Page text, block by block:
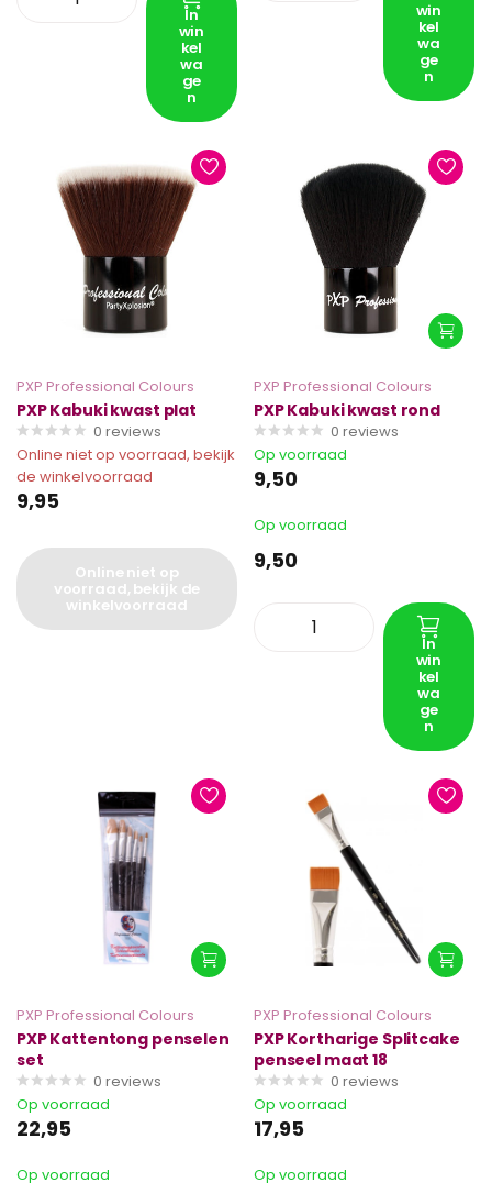
In
win
kel
wa
ge
n
win
kel
wa
ge
n
PXP Professional Colours
PXP Kabuki kwast plat
0 reviews
Online niet op voorraad, bekijk
de winkelvoorraad
9,95
Online niet op
voorraad, bekijk de
winkelvoorraad
PXP Professional Colours
PXP Kabuki kwast rond
0 reviews
Op voorraad
9,50
Op voorraad
9,50
In
win
kel
wa
ge
n
PXP Professional Colours
PXP Kattentong penselen
set
0 reviews
Op voorraad
22,95
Op voorraad
PXP Professional Colours
PXP Kortharige Splitcake
penseel maat 18
0 reviews
Op voorraad
17,95
Op voorraad